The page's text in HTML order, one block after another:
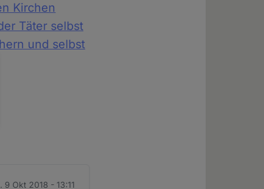
Kirchen
Täter selbst
und selbst
9 Okt 2018 - 13:11